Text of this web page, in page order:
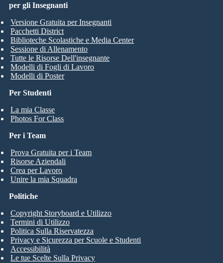
Per Studenti
La mia Classe
Photos For Class
per gli Insegnanti
Versione Gratuita per Insegnanti
Pacchetti District
Biblioteche Scolastiche e Media Center
Sessione di Allenamento
Tutte le Risorse Dell'insegnante
Modelli di Fogli di Lavoro
Modelli di Poster
Per i Team
Prova Gratuita per i Team
Risorse Aziendali
Crea per Lavoro
Unire la mia Squadra
Politiche
Copyright Storyboard e Utilizzo
Termini di Utilizzo
Politica Sulla Riservatezza
Privacy e Sicurezza per Scuole e Studenti
Accessibilità
Le tue Scelte Sulla Privacy